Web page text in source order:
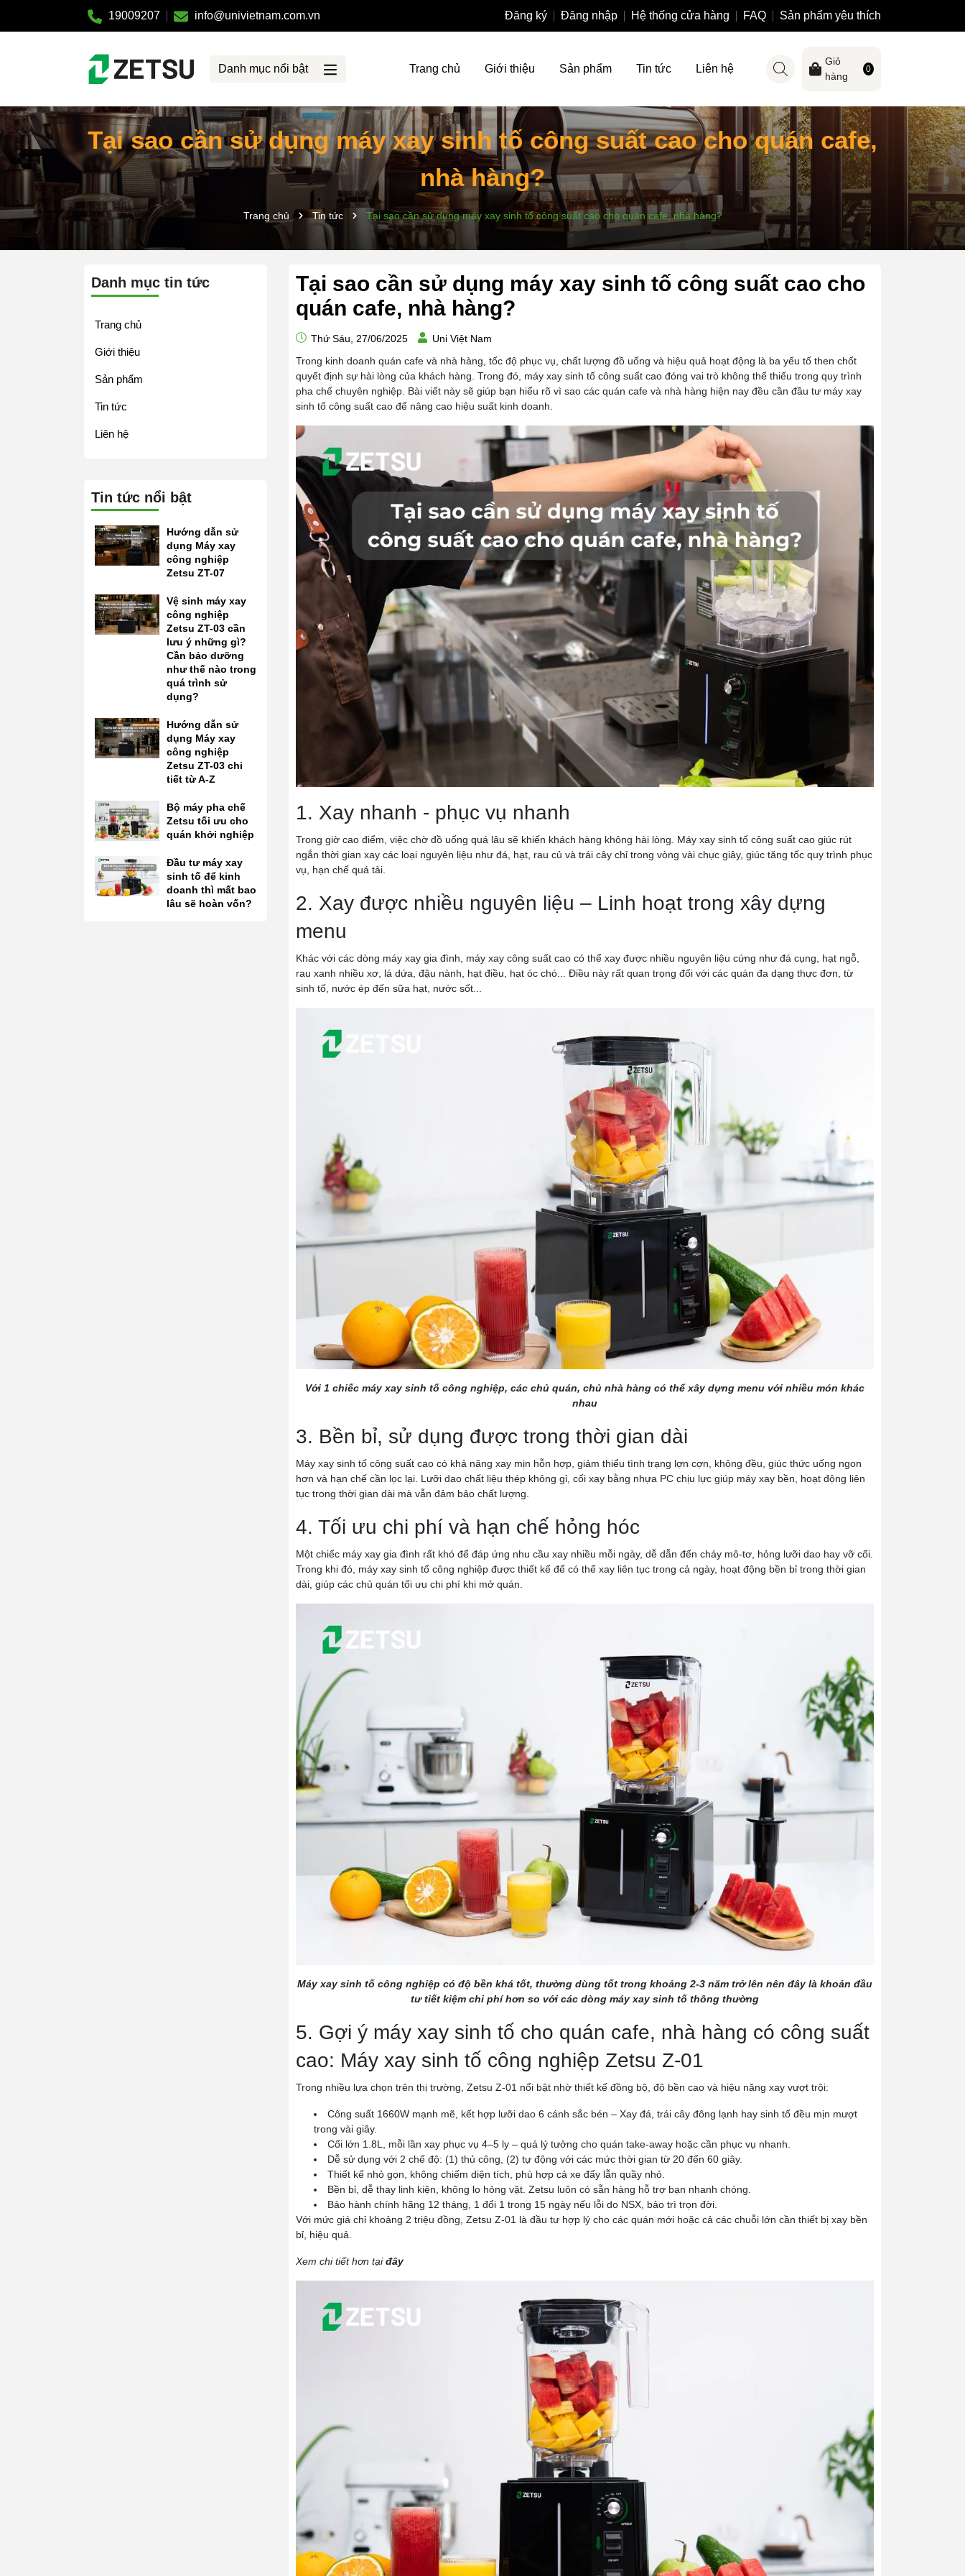
19009207 info@univietnam.com.vn Đăng ký Đăng nhập Hệ thống cửa hàng FAQ Sản phẩm yêu thích
Danh mục nổi bật Trang chủ Giới thiệu Sản phẩm Tin tức Liên hệ
Giỏ
hàng
0
Tại sao cần sử dụng máy xay sinh tố công suất cao cho quán cafe,
nhà hàng?
Trang chủ Tin tức Tại sao cần sử dụng máy xay sinh tố công suất cao cho quán cafe, nhà hàng?
Tại sao cần sử dụng máy xay sinh tố công suất cao cho
quán cafe, nhà hàng?
Thứ Sáu, 27/06/2025
Uni Việt Nam
Trong kinh doanh quán cafe và nhà hàng, tốc độ phục vụ, chất lượng đồ uống và hiệu quả hoạt động là ba yếu tố then chốt
quyết định sự hài lòng của khách hàng. Trong đó, máy xay sinh tố công suất cao đóng vai trò không thể thiếu trong quy trình
pha chế chuyên nghiệp. Bài viết này sẽ giúp bạn hiểu rõ vì sao các quán cafe và nhà hàng hiện nay đều cần đầu tư máy xay
sinh tố công suất cao để nâng cao hiệu suất kinh doanh.
1. Xay nhanh - phục vụ nhanh
Trong giờ cao điểm, việc chờ đồ uống quá lâu sẽ khiến khách hàng không hài lòng. Máy xay sinh tố công suất cao giúc rút
ngắn thời gian xay các loại nguyên liệu như đá, hạt, rau củ và trái cây chỉ trong vòng vài chục giây, giúc tăng tốc quy trình phục
vụ, hạn chế quá tải.
2. Xay được nhiều nguyên liệu – Linh hoạt trong xây dựng
menu
Khác với các dòng máy xay gia đình, máy xay công suất cao có thể xay được nhiều nguyên liệu cứng như đá cụng, hạt ngỗ,
rau xanh nhiều xơ, lá dứa, đậu nành, hạt điều, hạt óc chó... Điều này rất quan trọng đối với các quán đa dạng thực đơn, từ
sinh tố, nước ép đến sữa hạt, nước sốt...
Với 1 chiếc máy xay sinh tố công nghiệp, các chủ quán, chủ nhà hàng có thể xây dựng menu với nhiều món khác
nhau
3. Bền bỉ, sử dụng được trong thời gian dài
Máy xay sinh tố công suất cao có khả năng xay mịn hỗn hợp, giảm thiểu tình trạng lợn cợn, không đều, giúc thức uống ngon
hơn và hạn chế cần lọc lại. Lưỡi dao chất liệu thép không gỉ, cối xay bằng nhựa PC chịu lực giúp máy xay bền, hoạt động liên
tục trong thời gian dài mà vẫn đảm bảo chất lượng.
4. Tối ưu chi phí và hạn chế hỏng hóc
Một chiếc máy xay gia đình rất khó để đáp ứng nhu cầu xay nhiều mỗi ngày, dễ dẫn đến cháy mô-tơ, hỏng lưỡi dao hay vỡ cối.
Trong khi đó, máy xay sinh tố công nghiệp được thiết kế để có thể xay liên tục trong cả ngày, hoạt động bền bỉ trong thời gian
dài, giúp các chủ quán tối ưu chi phí khi mở quán.
Máy xay sinh tố công nghiệp có độ bền khá tốt, thường dùng tốt trong khoảng 2-3 năm trở lên nên đây là khoản đầu
tư tiết kiệm chi phí hơn so với các dòng máy xay sinh tố thông thường
5. Gợi ý máy xay sinh tố cho quán cafe, nhà hàng có công suất
cao: Máy xay sinh tố công nghiệp Zetsu Z-01
Trong nhiều lựa chọn trên thị trường, Zetsu Z-01 nổi bật nhờ thiết kế đồng bộ, độ bền cao và hiệu năng xay vượt trội:
Công suất 1660W mạnh mẽ, kết hợp lưỡi dao 6 cánh sắc bén – Xay đá, trái cây đông lạnh hay sinh tố đều mịn mượt
trong vài giây.
Cối lớn 1.8L, mỗi lần xay phục vụ 4–5 ly – quá lý tưởng cho quán take-away hoặc cần phục vụ nhanh.
Dễ sử dụng với 2 chế độ: (1) thủ công, (2) tự động với các mức thời gian từ 20 đến 60 giây.
Thiết kế nhỏ gọn, không chiếm diện tích, phù hợp cả xe đẩy lẫn quầy nhỏ.
Bền bỉ, dễ thay linh kiện, không lo hỏng vặt. Zetsu luôn có sẵn hàng hỗ trợ bạn nhanh chóng.
Bảo hành chính hãng 12 tháng, 1 đổi 1 trong 15 ngày nếu lỗi do NSX, bảo trì trọn đời.
Với mức giá chỉ khoảng 2 triệu đồng, Zetsu Z-01 là đầu tư hợp lý cho các quán mới hoặc cả các chuỗi lớn cần thiết bị xay bền
bỉ, hiệu quả.
Xem chi tiết hơn tạiđây
Danh mục tin tức
Trang chủ
Giới thiệu
Sản phẩm
Tin tức
Liên hệ
Tin tức nổi bật
Hướng dẫn sử
dụng Máy xay
công nghiệp
Zetsu ZT-07
Vệ sinh máy xay
công nghiệp
Zetsu ZT-03 cần
lưu ý những gì?
Cần bảo dưỡng
như thế nào trong
quá trình sử
dụng?
Hướng dẫn sử
dụng Máy xay
công nghiệp
Zetsu ZT-03 chi
tiết từ A-Z
Bộ máy pha chế
Zetsu tối ưu cho
quán khởi nghiệp
Đầu tư máy xay
sinh tố để kinh
doanh thì mất bao
lâu sẽ hoàn vốn?